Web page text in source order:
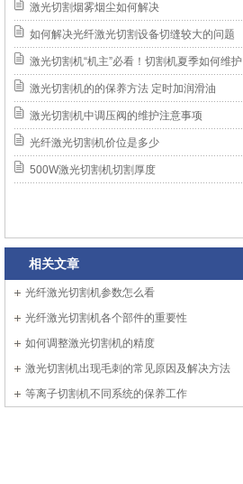
激光切割烟雾烟尘如何解决
如何解决光纤激光切割设备切缝较大的问题
激光切割机“机主”必看！切割机夏季如何维护
激光切割机的的保养方法 定时加润滑油
激光切割机中调压阀的维护注意事项
光纤激光切割机价位是多少
500W激光切割机切割厚度
相关文章
光纤激光切割机参数怎么看
光纤激光切割机各个部件的重要性
如何调整激光切割机的精度
激光切割机出现毛刺的常见原因及解决方法
等离子切割机不同系统的保养工作